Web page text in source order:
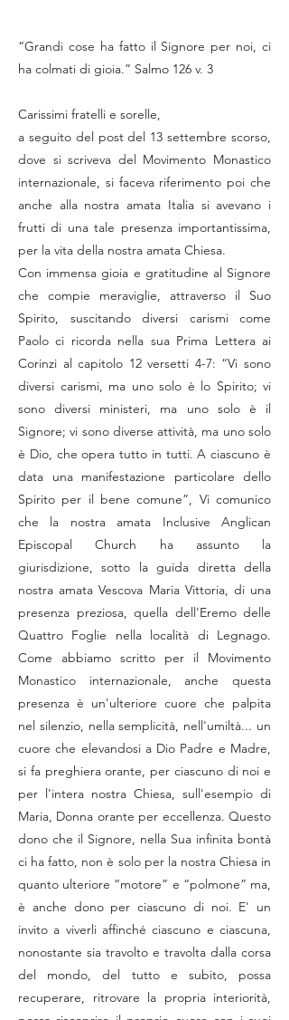
“Grandi cose ha fatto il Signore per noi, ci
ha colmati di gioia.” Salmo 126 v. 3
Carissimi fratelli e sorelle,
a seguito del post del 13 settembre scorso,
dove si scriveva del Movimento Monastico
internazionale, si faceva riferimento poi che
anche alla nostra amata Italia si avevano i
frutti di una tale presenza importantissima,
per la vita della nostra amata Chiesa.
Con immensa gioia e gratitudine al Signore
che compie meraviglie, attraverso il Suo
Spirito, suscitando diversi carismi come
Paolo ci ricorda nella sua Prima Lettera ai
Corinzi al capitolo 12 versetti 4-7: “Vi sono
diversi carismi, ma uno solo è lo Spirito; vi
sono diversi ministeri, ma uno solo è il
Signore; vi sono diverse attività, ma uno solo
è Dio, che opera tutto in tutti. A ciascuno è
data una manifestazione particolare dello
Spirito per il bene comune”, Vi comunico
che la nostra amata Inclusive Anglican
Episcopal Church ha assunto la
giurisdizione, sotto la guida diretta della
nostra amata Vescova Maria Vittoria, di una
presenza preziosa, quella dell'Eremo delle
Quattro Foglie nella località di Legnago.
Come abbiamo scritto per il Movimento
Monastico internazionale, anche questa
presenza è un'ulteriore cuore che palpita
nel silenzio, nella semplicità, nell'umiltà... un
cuore che elevandosi a Dio Padre e Madre,
si fa preghiera orante, per ciascuno di noi e
per l'intera nostra Chiesa, sull'esempio di
Maria, Donna orante per eccellenza. Questo
dono che il Signore, nella Sua infinita bontà
ci ha fatto, non è solo per la nostra Chiesa in
quanto ulteriore “motore” e “polmone” ma,
è anche dono per ciascuno di noi. E' un
invito a viverli affinché ciascuno e ciascuna,
nonostante sia travolto e travolta dalla corsa
del mondo, del tutto e subito, possa
recuperare, ritrovare la propria interiorità,